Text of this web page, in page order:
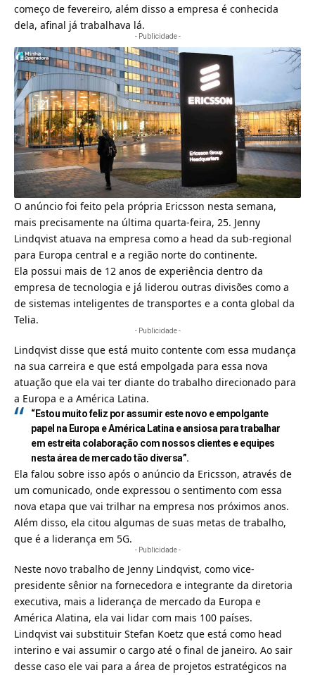
começo de fevereiro, além disso a empresa é conhecida
dela, afinal já trabalhava lá.
- Publicidade -
O anúncio foi feito pela própria Ericsson nesta semana,
mais precisamente na última quarta-feira, 25. Jenny
Lindqvist atuava na empresa como a head da sub-regional
para Europa central e a região norte do continente.
Ela possui mais de 12 anos de experiência dentro da
empresa de tecnologia e já liderou outras divisões como a
de sistemas inteligentes de transportes e a conta global da
Telia.
- Publicidade -
Lindqvist disse que está muito contente com essa mudança
na sua carreira e que está empolgada para essa nova
atuação que ela vai ter diante do trabalho direcionado para
a Europa e a América Latina.
“Estou muito feliz por assumir este novo e empolgante
papel na Europa e América Latina e ansiosa para trabalhar
em estreita colaboração com nossos clientes e equipes
nesta área de mercado tão diversa”.
Ela falou sobre isso após o anúncio da Ericsson, através de
um comunicado, onde expressou o sentimento com essa
nova etapa que vai trilhar na empresa nos próximos anos.
Além disso, ela citou algumas de suas metas de trabalho,
que é a liderança em 5G.
- Publicidade -
Neste novo trabalho de Jenny Lindqvist, como vice-
presidente sênior na fornecedora e integrante da diretoria
executiva, mais a liderança de mercado da Europa e
América Alatina, ela vai lidar com mais 100 países.
Lindqvist vai substituir Stefan Koetz que está como head
interino e vai assumir o cargo até o final de janeiro. Ao sair
desse caso ele vai para a área de projetos estratégicos na